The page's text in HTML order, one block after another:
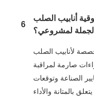
6
أنابيب الصلب
لمشروعي؟
لأنابيب الصلب
صارمة لمراقبة
الصناعة وتوقعات